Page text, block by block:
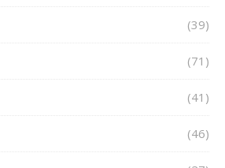
(39)
(71)
(41)
(46)